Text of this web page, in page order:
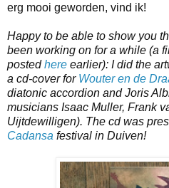
erg mooi geworden, vind ik!
Happy to be able to show you
been working on for a while (a
postedhere earlier): I did the
a cd-cover for Wouter en de
diatonic accordion and Joris
musicians Isaac Muller, Frank
Uijtdewilligen). The cd was
Cadansa festival in Duiven!